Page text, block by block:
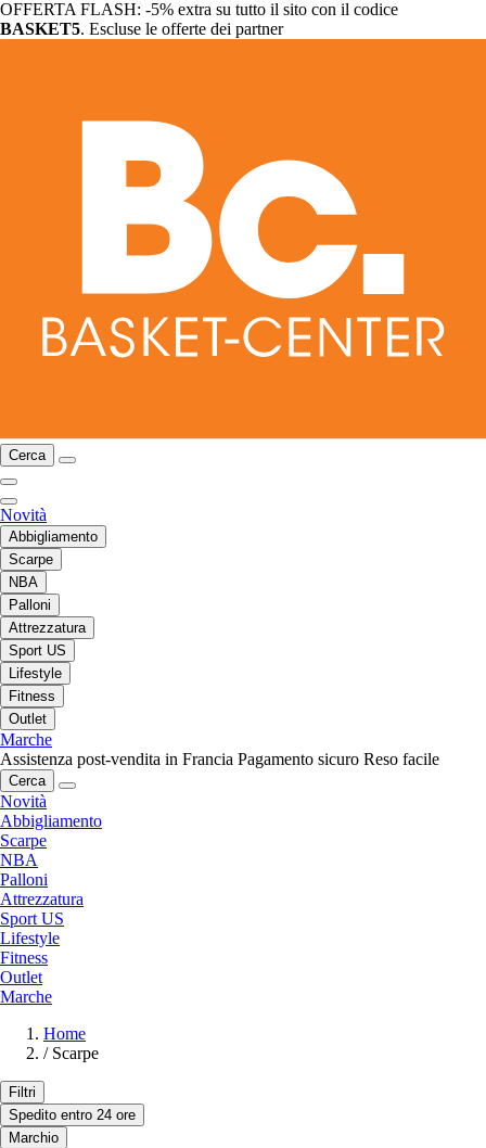
OFFERTA FLASH: -5% extra su tutto il sito con il codice
BASKET5. Escluse le offerte dei partner
Cerca
Novità
Abbigliamento
Scarpe
NBA
Palloni
Attrezzatura
Sport US
Lifestyle
Fitness
Outlet
Marche
Assistenza post-vendita in Francia Pagamento sicuro Reso facile
Cerca
Novità
Abbigliamento
Scarpe
NBA
Palloni
Attrezzatura
Sport US
Lifestyle
Fitness
Outlet
Marche
Home
/ Scarpe
Filtri
Spedito entro 24 ore
Marchio